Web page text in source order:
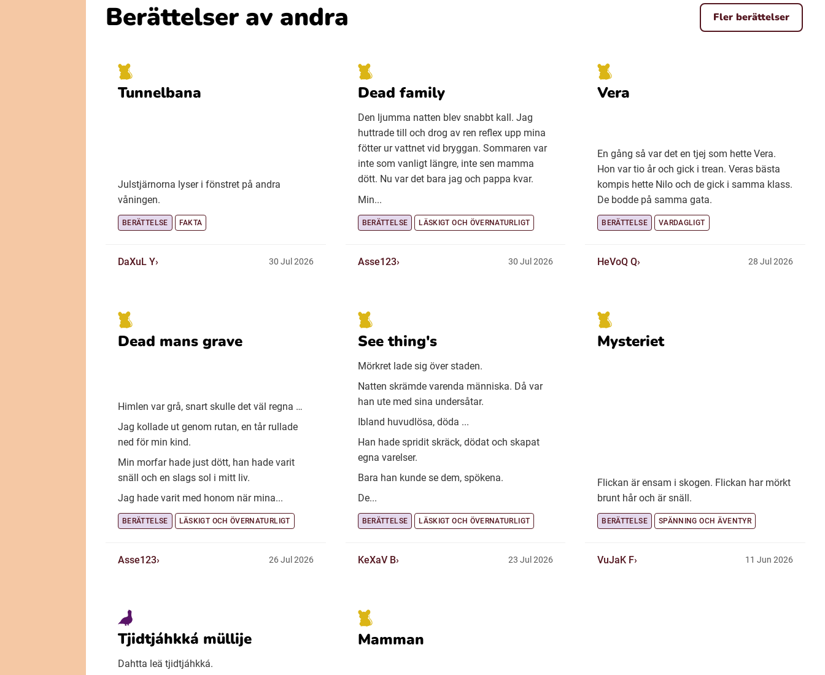
Berättelser av andra Fler berättelser
Tunnelbana
Julstjärnorna lyser i fönstret på andra
våningen.
BERÄTTELSE FAKTA
DaXuL Y 30 Jul 2026
Dead family
Den ljumma natten blev snabbt kall. Jag
huttrade till och drog av ren reflex upp mina
fötter ur vattnet vid bryggan. Sommaren var
inte som vanligt längre, inte sen mamma
dött. Nu var det bara jag och pappa kvar.
Min...
BERÄTTELSE LÄSKIGT OCH ÖVERNATURLIGT
Asse123 30 Jul 2026
Vera
En gång så var det en tjej som hette Vera.
Hon var tio år och gick i trean. Veras bästa
kompis hette Nilo och de gick i samma klass.
De bodde på samma gata.
BERÄTTELSE VARDAGLIGT
HeVoQ Q 28 Jul 2026
Dead mans grave
Himlen var grå, snart skulle det väl regna …
Jag kollade ut genom rutan, en tår rullade
ned för min kind.
Min morfar hade just dött, han hade varit
snäll och en slags sol i mitt liv.
Jag hade varit med honom när mina...
BERÄTTELSE LÄSKIGT OCH ÖVERNATURLIGT
Asse123 26 Jul 2026
See thing's
Mörkret lade sig över staden.
Natten skrämde varenda människa. Då var
han ute med sina undersåtar.
Ibland huvudlösa, döda ...
Han hade spridit skräck, dödat och skapat
egna varelser.
Bara han kunde se dem, spökena.
De...
BERÄTTELSE LÄSKIGT OCH ÖVERNATURLIGT
KeXaV B 23 Jul 2026
Mysteriet
Flickan är ensam i skogen. Flickan har mörkt
brunt hår och är snäll.
BERÄTTELSE SPÄNNING OCH ÄVENTYR
VuJaK F 11 Jun 2026
Tjidtjáhkká müllije
Dahtta leä tjidtjáhkká.
Mamman